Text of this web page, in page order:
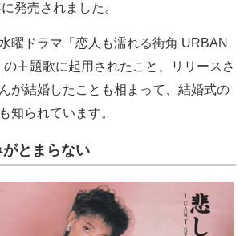
発売されました。
曜ドラマ「恋人も濡れる街角 URBAN
の主題歌に起用されたこと、リリースさ
が結婚したことも相まって、結婚式の
知られています。
とまらない